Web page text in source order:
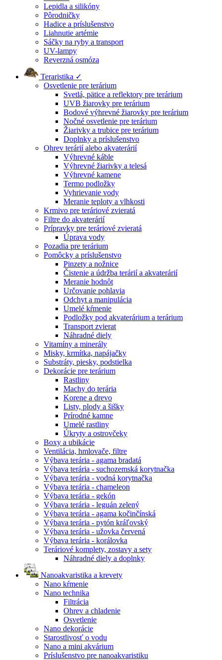
Lepidla a silikóny
Pôrodničky
Hadice a príslušenstvo
Liahnutie artémie
Sáčky na ryby a transport
UV-lampy
Reverzná osmóza
Teraristika ✓
Osvetlenie pre terárium
Svetlá, pätice a reflektory pre terárium
UVB žiarovky pre terárium
Bodové výhrevné žiarovky pre terárium
Nočné osvetlenie pre terárium
Žiarivky a trubice pre terárium
Doplnky a príslušenstvo
Ohrev terárií alebo akvaterárií
Výhrevné káble
Výhrevné žiarivky a telesá
Výhrevné kamene
Termo podložky
Vyhrievanie vody
Meranie teploty a vlhkosti
Krmivo pre teráriové zvieratá
Filtre do akvaterárií
Prípravky pre teráriové zvieratá
Úprava vody
Pozadia pre terárium
Pomôcky a príslušenstvo
Pinzety a nožnice
Čistenie a údržba terárií a akvaterárií
Meranie hodnôt
Určovanie pohlavia
Odchyt a manipulácia
Umelé kŕmenie
Podložky pod akvaterárium a terárium
Transport zvierat
Náhradné diely
Vitamíny a minerály
Misky, krmítka, napájačky
Substráty, piesky, podstielka
Dekorácie pre terárium
Rastliny
Machy do terária
Korene a drevo
Listy, plody a šišky
Prírodné kamne
Umelé rastliny
Úkryty a ostrovčeky
Boxy a ubikácie
Ventilácia, hmlovače, filtre
Výbava terária - agama bradatá
Výbava terária - suchozemská korytnačka
Výbava terária - vodná korytnačka
Výbava terária - chameleon
Výbava terária - gekón
Výbava terária - leguán zelený
Výbava terária - agama kočinčínská
Výbava terária - pytón kráľovský
Výbava terária - užovka červená
Výbava terária - korálovka
Teráriové komplety, zostavy a sety
Náhradné diely a doplnky
Nanoakvaristika a krevety
Nano kŕmenie
Nano technika
Filtrácia
Ohrev a chladenie
Osvetlenie
Nano dekorácie
Starostlivosť o vodu
Nano a mini akvárium
Príslušenstvo pre nanoakvaristiku